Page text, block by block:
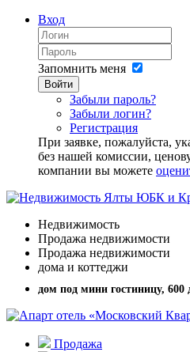
Вход
Запомнить меня
Войти
Забыли пароль?
Забыли логин?
Регистрация
При заявке, пожалуйста,
без нашей комиссии,
компании вы можете
Недвижимость
Продажа недвижимости
Продажа недвижимости
дома и коттеджи
дом под мини гостиницу, 600
Продажа